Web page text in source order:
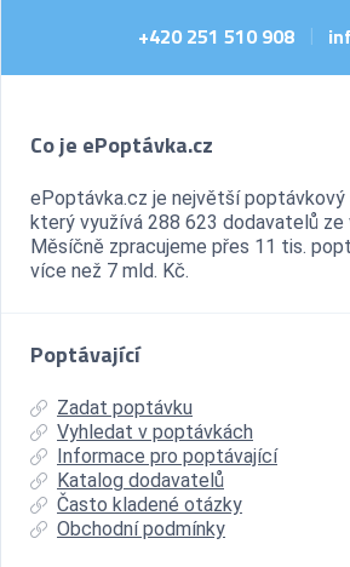
+420 251 510 908
Co je ePoptávka.cz
ePoptávka.cz je největší
který využívá 288 623 dodavatelů ze
Měsíčně zpracujeme přes 11 tis.
více než 7 mld. Kč.
Poptávající
Zadat poptávku
Vyhledat v poptávkách
Informace pro poptávající
Katalog dodavatelů
Často kladené otázky
Obchodní podmínky